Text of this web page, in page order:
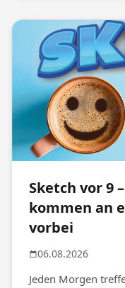
Sketch vor 9
kommen an
vorbei
06.08.2026
Jeden Morgen